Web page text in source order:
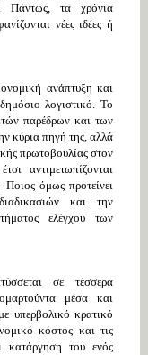
Πάντως, τα χρόνια
νέες ιδέες ή
ανάπτυξη και
λογιστικό. Το
παρέδρων και των
κύρια πηγή της, αλλά
πρωτοβουλίας στον
αντιμετωπίζονται
όμως προτείνει
και την
ελέγχου των
σε τέσσερα
μέσα και
υπερβολικό κρατικό
κόστος και τις
κατάργηση του ενός